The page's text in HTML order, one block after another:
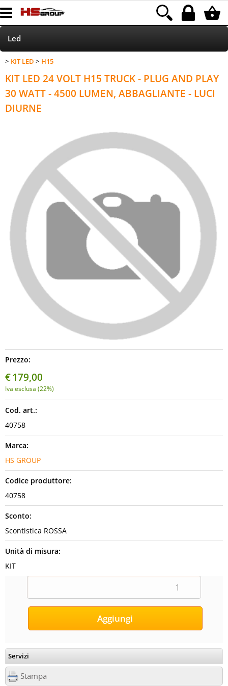
Home Page
Led
Accessori
HOD/ALOGENE
HI-FI CAR
Multimedia
Spazzole Tergicristalli
KIT LED H15
KIT LED 24 VOLT H15 TRUCK - PLUG AND PLAY
30 WATT - 4500 LUMEN, ABBAGLIANTE - LUCI
DIURNE
Prezzo:
€179,00
Iva esclusa (22%)
Cod. art.:
40758
Marca:
HS GROUP
Codice produttore:
40758
Sconto:
Scontistica ROSSA
Unità di misura:
KIT
Servizi
Stampa